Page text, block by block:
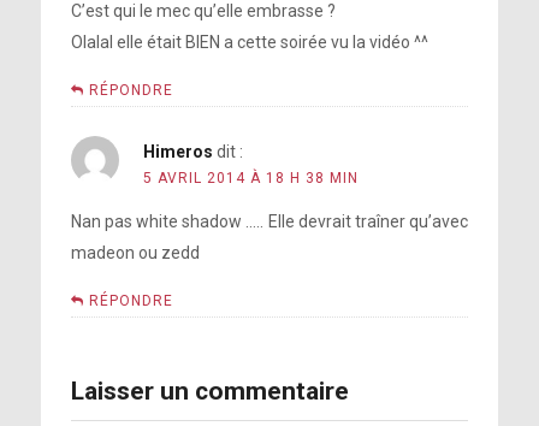
C’est qui le mec qu’elle embrasse ?
Olalal elle était BIEN a cette soirée vu la vidéo ^^
RÉPONDRE
Himeros dit :
5 AVRIL 2014 À 18 H 38 MIN
Nan pas white shadow ….. Elle devrait traîner qu’avec
madeon ou zedd
RÉPONDRE
Laisser un commentaire